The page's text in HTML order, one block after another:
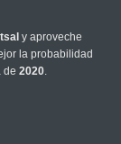
y aproveche
la probabilidad
de 2020.